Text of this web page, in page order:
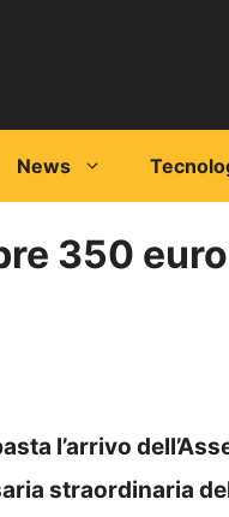
News
350
l’arrivo
straordinaria